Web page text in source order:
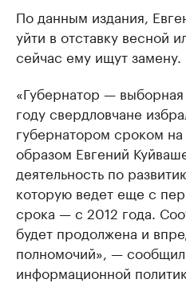
По данным издания,
уйти в отставку весной
сейчас ему ищут замену.
«Губернатор —
году свердловчане
губернатором сроком на
образом Евгений
деятельность по
которую ведет еще с
срока — с 2012 года.
будет продолжена и
полномочий», —
информационной